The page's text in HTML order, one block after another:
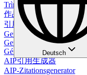
Trình Tạo Trang Tài Liệu
作品引用页生成器
引用頁面生成器
Generador de Citas AIP
Gerador de Citações AIP
Générateur de citations AIP
AIP引用生成器
AIP-Zitationsgenerator
Deutsch